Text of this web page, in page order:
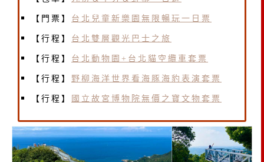
【門票】 台北兒童新樂園無限暢玩一日票
【行程】 台北雙層觀光巴士之旅
【行程】 台北動物園+台北貓空纜車套票
【行程】 野柳海洋世界看海豚海豹表演套票
【行程】 國立故宮博物院無價之寶文物套票